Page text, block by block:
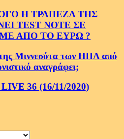
Η ΤΡΑΠΕΖΑ ΤΗΣ
TEST NOTE ΣΕ
ΑΠΟ ΤΟ ΕΥΡΩ ?
Μιννεσότα των ΗΠΑ από
αναγράφει;
36 (16/11/2020)